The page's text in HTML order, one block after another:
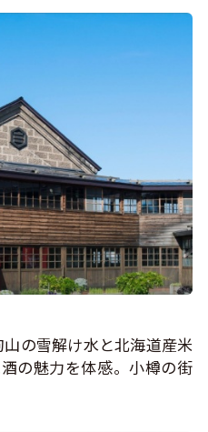
の雪解け水と北海道産米
の魅力を体感。小樽の街